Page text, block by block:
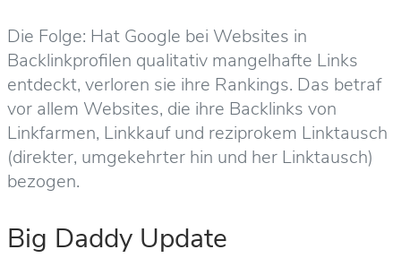
Die Folge: Hat Google bei Websites in
Backlinkprofilen qualitativ mangelhafte Links
entdeckt, verloren sie ihre Rankings. Das betraf
vor allem Websites, die ihre Backlinks von
Linkfarmen, Linkkauf und reziprokem Linktausch
(direkter, umgekehrter hin und her Linktausch)
bezogen.
Big Daddy Update